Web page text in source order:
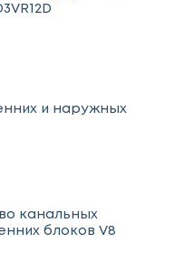
и наружных
канальных
блоков V8